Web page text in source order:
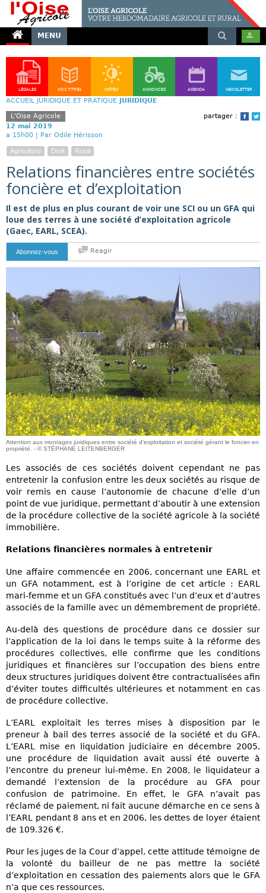
MENU
LÉGALES NOS TITRES MÉTÉO ANNONCES AGENDA NEWSLETTER
ACCUEIL JURIDIQUE ET PRATIQUE JURIDIQUE
partager :
L'Oise Agricole
12 mai 2019
a 15h00 | Par Odile Hérisson
Agriculture Droit Rural
Relations financières entre sociétés
foncière et d’exploitation
Il est de plus en plus courant de voir une SCI ou un GFA qui
loue des terres à une société d’exploitation agricole
(Gaec, EARL, SCEA).
Abonnez-vous Reagir
Attention aux montages juridiques entre société d’exploitation et société gérant le foncier en
propriété. - © STÉPHANE LEITENBERGER
Les associés de ces sociétés doivent cependant ne pas
entretenir la confusion entre les deux sociétés au risque de
voir remis en cause l’autonomie de chacune d’elle d’un
point de vue juridique, permettant d’aboutir à une extension
de la procédure collective de la société agricole à la société
immobilière.
Relations financières normales à entretenir
Une affaire commencée en 2006, concernant une EARL et
un GFA notamment, est à l’origine de cet article : EARL
mari-femme et un GFA constitués avec l’un d’eux et d’autres
associés de la famille avec un démembrement de propriété.
Au-delà des questions de procédure dans ce dossier sur
l’application de la loi dans le temps suite à la réforme des
procédures collectives, elle confirme que les conditions
juridiques et financières sur l’occupation des biens entre
deux structures juridiques doivent être contractualisées afin
d’éviter toutes difficultés ultérieures et notamment en cas
de procédure collective.
L’EARL exploitait les terres mises à disposition par le
preneur à bail des terres associé de la société et du GFA.
L’EARL mise en liquidation judiciaire en décembre 2005,
une procédure de liquidation avait aussi été ouverte à
l’encontre du preneur lui-même. En 2008, le liquidateur a
demandé l’extension de la procédure au GFA pour
confusion de patrimoine. En effet, le GFA n’avait pas
réclamé de paiement, ni fait aucune démarche en ce sens à
l’EARL pendant 8 ans et en 2006, les dettes de loyer étaient
de 109.326 €.
Pour les juges de la Cour d’appel, cette attitude témoigne de
la volonté du bailleur de ne pas mettre la société
d’exploitation en cessation des paiements alors que le GFA
n’a que ces ressources.